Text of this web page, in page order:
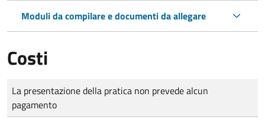
Moduli da compilare e documenti da allegare
Costi
Tipo di pagamento
Importo
La presentazione della pratica non prevede alcun
pagamento